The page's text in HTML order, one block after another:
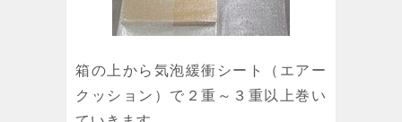
箱の上から気泡緩衝シート（エアー
クッション）で２重～３重以上巻い